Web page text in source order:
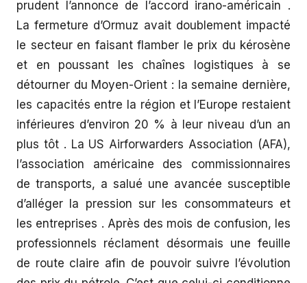
prudent l’annonce de l’accord irano-américain .
La fermeture d’Ormuz avait doublement impacté
le secteur en faisant flamber le prix du kérosène
et en poussant les chaînes logistiques à se
détourner du Moyen-Orient : la semaine dernière,
les capacités entre la région et l’Europe restaient
inférieures d’environ 20 % à leur niveau d’un an
plus tôt . La US Airforwarders Association (AFA),
l’association américaine des commissionnaires
de transports, a salué une avancée susceptible
d’alléger la pression sur les consommateurs et
les entreprises . Après des mois de confusion, les
professionnels réclament désormais une feuille
de route claire afin de pouvoir suivre l’évolution